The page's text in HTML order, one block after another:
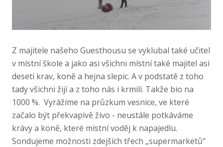
Z majitele našeho Guesthousu se vyklubal také učitel
v místní škole a jako asi všichni místní také majitel asi
deseti krav, koně a hejna slepic. A v podstatě z toho
tady všichni žijí a z toho nás i krmili. Takže bio na
1000 %. Vyrážíme na průzkum vesnice, ve které
začalo být překvapivě živo - neustále potkáváme
krávy a koně, které místní voděj k napajedlu.
Sondujeme možnosti zdejších třech „supermarketů“